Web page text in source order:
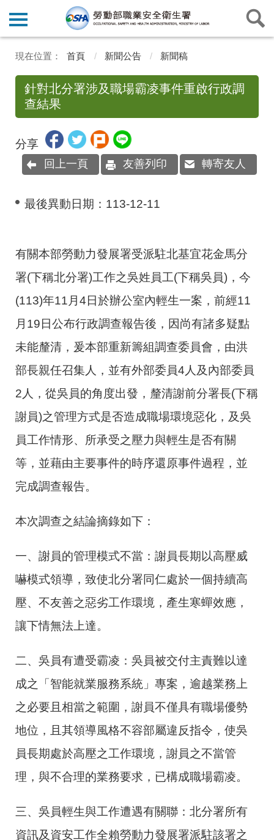
首頁 新聞公告 新聞稿
針對北分署涉及職場霸凌事件重啟行政調
查結果
分享
回上一頁 友善列印 轉寄友人
最後異動日期： 113-12-11
有關本部勞動力發展署受派駐北基宜花金馬分
署(下稱北分署)工作之吳姓員工(下稱吳員)，今
(113)年11月4日於辦公室內輕生一案，前經11
月19日公布行政調查報告後，因尚有諸多疑點
未能釐清，爰本部重新籌組調查委員會，由洪
部長親任召集人，並有外部委員4人及內部委員
2人，從吳員的角度出發，釐清謝前分署長(下稱
謝員)之管理方式是否造成職場環境惡化，及吳
員工作情形、所承受之壓力與輕生是否有關
等，並藉由主要事件的時序還原事件過程，並
完成調查報告。
本次調查之結論摘錄如下：
一、謝員的管理模式不當：謝員長期以高壓威
嚇模式領導，致使北分署同仁處於一個持續高
壓、不友善之惡劣工作環境，產生寒蟬效應，
讓下情無法上達。
二、吳員有遭受霸凌：吳員被交付主責難以達
成之「智能就業服務系統」專案，逾越業務上
之必要且相當之範圍，謝員不僅具有職場優勢
地位，且其領導風格不容部屬違反指令，使吳
員長期處於高壓之工作環境，謝員之不當管
理，與不合理的業務要求，已構成職場霸凌。
三、吳員輕生與工作遭遇有關聯：北分署所有
資訊及資安工作全賴勞動力發展署派駐該署之